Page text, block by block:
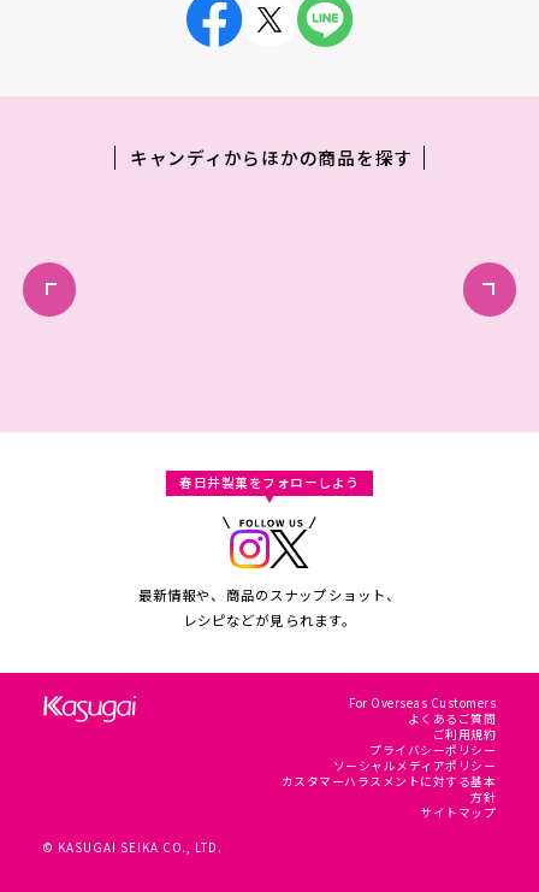
キャンディからほかの商品を探す
春日井製菓をフォローしよう
最新情報や、商品のスナップショット、
レシピなどが見られます。
© KASUGAI SEIKA CO., LTD.
For Overseas Customers
よくあるご質問
ご利用規約
プライバシーポリシー
ソーシャルメディアポリシー
カスタマーハラスメントに対する基本
方針
サイトマップ